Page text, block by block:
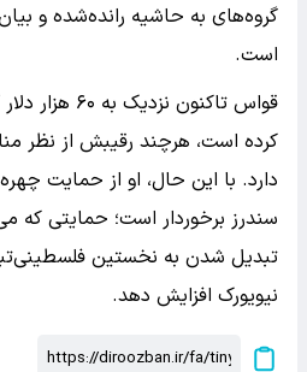
گروه‌های به حاشیه رانده‌شده و
است.
قواس تاکنون
کرده است، هرچند رقیبش از نظر
دارد. با این حال، او از حمایت
سندرز برخوردار است؛ حمایتی که
تبدیل شدن به نخستین
نیویورک افزایش دهد.